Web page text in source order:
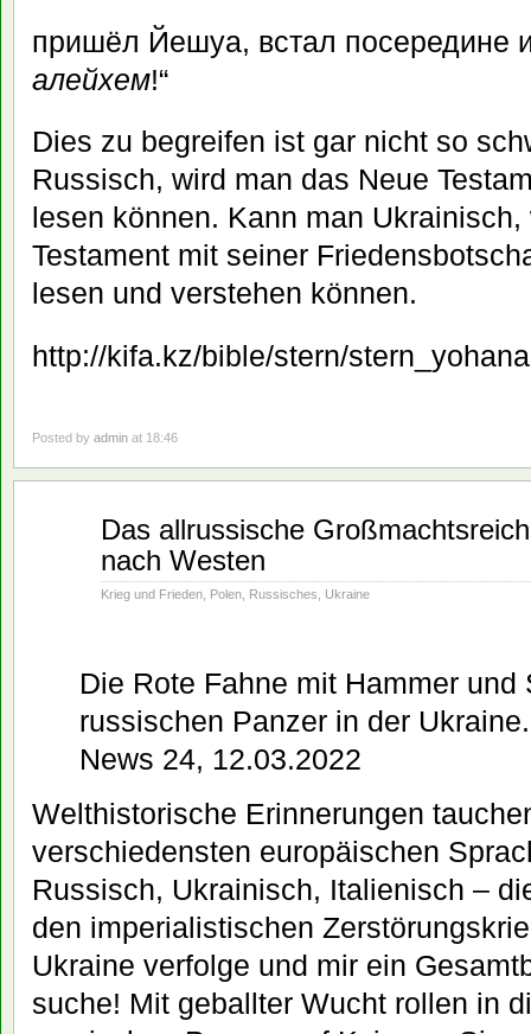
пришёл Йешуа, встал посередине и
алейхем!“
Dies zu begreifen ist gar nicht so
Russisch, wird man das Neue
lesen können. Kann man
Testament mit seiner
lesen und verstehen können.
http://kifa.kz/bible/stern/
Posted by admin at 18:46
Das allrussische
nach Westen
Krieg und Frieden Polen Russisches Ukraine
Die Rote Fahne mit Hammer und
russischen Panzer in der
News 24, 12.03.2022
Welthistorische Erinnerungen
verschiedensten europäischen
Russisch, Ukrainisch, Italienisch –
den imperialistischen
Ukraine verfolge und mir ein
suche! Mit geballter Wucht rollen in